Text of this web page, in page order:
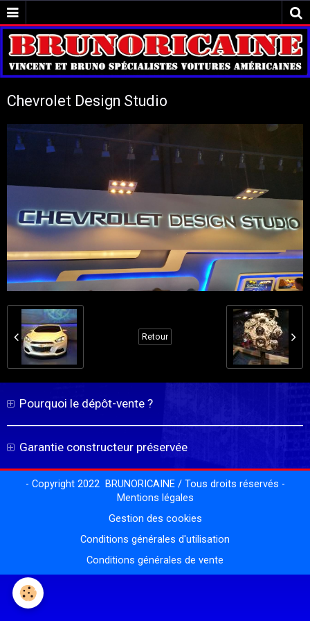
Chevrolet Design Studio
Retour
Pourquoi le dépôt-vente ?
Garantie constructeur préservée
- Copyright 2022 BRUNORICAINE / Tous droits réservés -
Mentions légales
Gestion des cookies
Conditions générales d'utilisation
Conditions générales de vente